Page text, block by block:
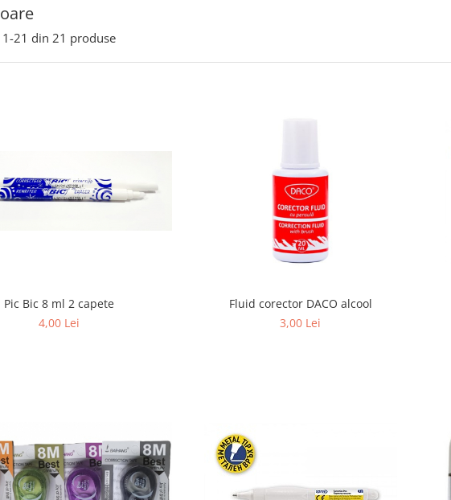
1-21 din 21 produse
Pic Bic 8 ml 2 capete
4,00 Lei
Fluid corector DACO alcool
3,00 Lei